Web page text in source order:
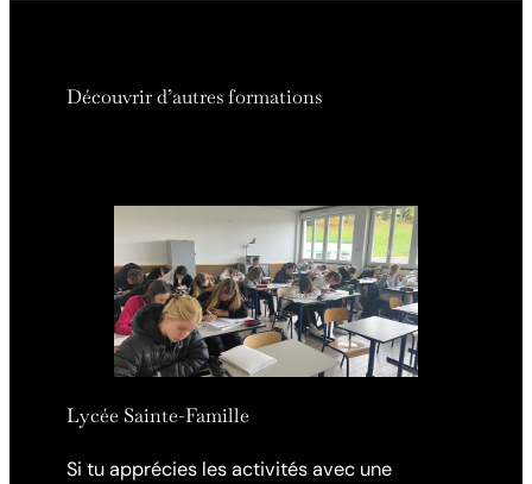
Découvrir d’autres formations
Lycée Sainte-Famille
Si tu apprécies les activités avec une